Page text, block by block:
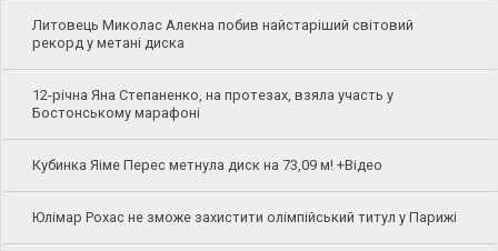
Литовець Миколас Алекна побив найстаріший світовий
рекорд у метані диска
12-річна Яна Степаненко, на протезах, взяла участь у
Бостонському марафоні
Кубинка Яіме Перес метнула диск на 73,09 м! +Відео
Юлімар Рохас не зможе захистити олімпійський титул у Парижі